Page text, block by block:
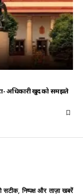
अधिकारी खुद को समझते
सटीक, निष्पक्ष और ताज़ा खबरें